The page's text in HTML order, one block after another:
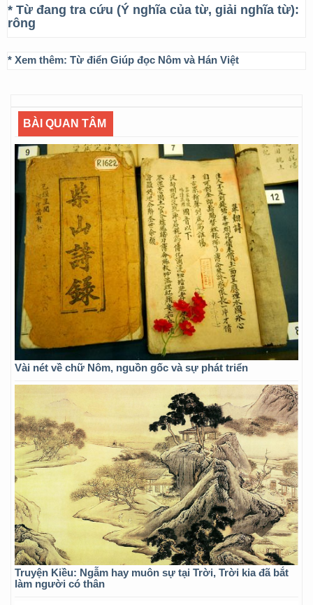
* Từ đang tra cứu (Ý nghĩa của từ, giải nghĩa từ):
rông
* Xem thêm: Từ điển Giúp đọc Nôm và Hán Việt
BÀI QUAN TÂM
Vài nét về chữ Nôm, nguồn gốc và sự phát triển
Truyện Kiều: Ngẫm hay muôn sự tại Trời, Trời kia đã bắt
làm người có thân